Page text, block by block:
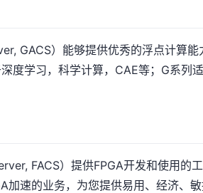
GACS）能够提供优秀的浮点计算能
度学习，科学计算，CAE等；G系列
FACS）提供FPGA开发和使用的
加速的业务，为您提供易用、经济、